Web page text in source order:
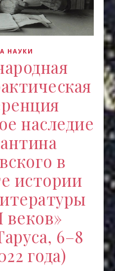
НАУКИ
наследие
в
истории
веков»
6–8
года)